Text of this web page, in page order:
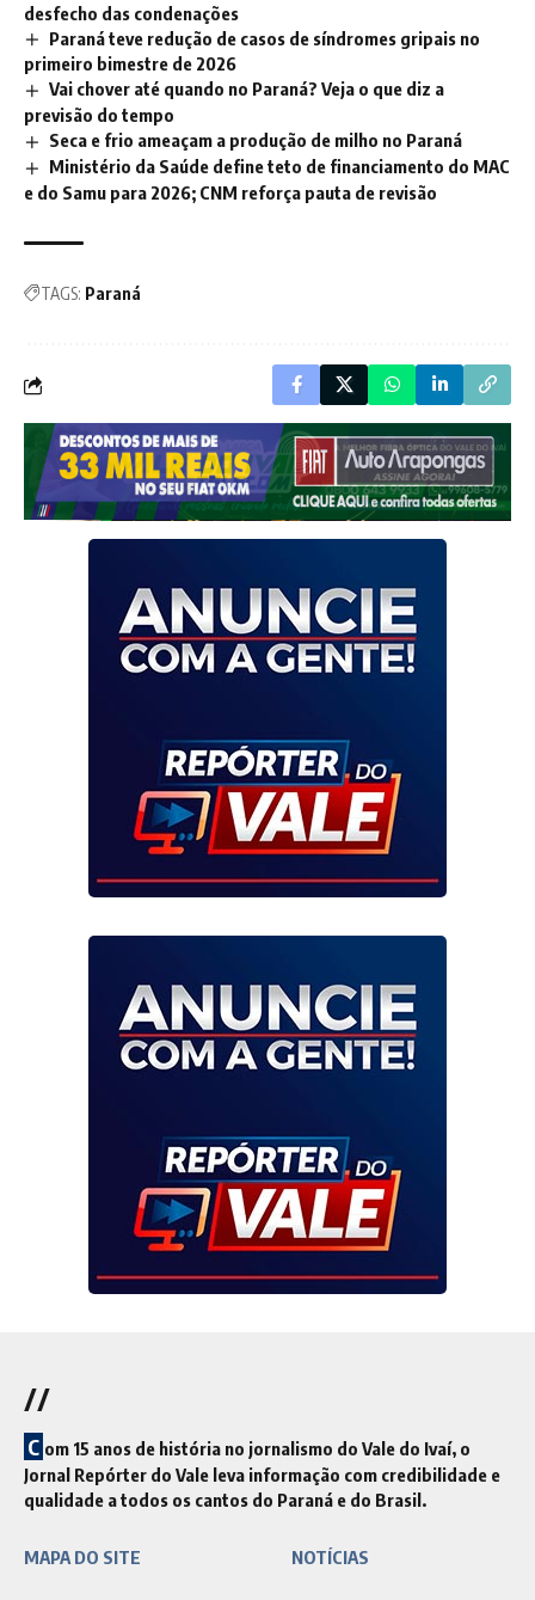
desfecho das condenações
Paraná teve redução de casos de síndromes gripais no
primeiro bimestre de 2026
Vai chover até quando no Paraná? Veja o que diz a
previsão do tempo
Seca e frio ameaçam a produção de milho no Paraná
Ministério da Saúde define teto de financiamento do MAC
e do Samu para 2026; CNM reforça pauta de revisão
TAGS: Paraná
//
C om 15 anos de história no jornalismo do Vale do Ivaí, o
Jornal Repórter do Vale leva informação com credibilidade e
qualidade a todos os cantos do Paraná e do Brasil.
MAPA DO SITE NOTÍCIAS